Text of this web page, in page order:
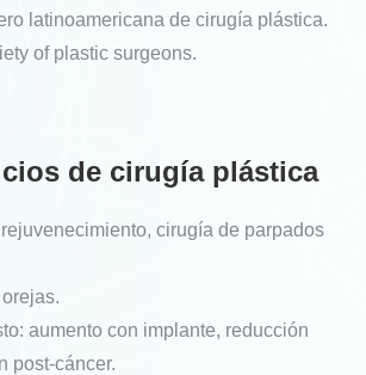
latinoamericana de cirugía plástica.
of plastic surgeons.
de cirugía plástica
cirugía de parpados
aumento con implante, reducción
post-cáncer.